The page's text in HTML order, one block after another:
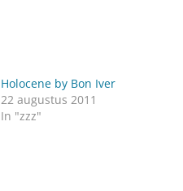
Holocene by Bon Iver
22 augustus 2011
In "zzz"